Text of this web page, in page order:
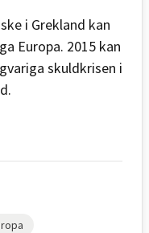
i Grekland kan
Europa. 2015 kan
skuldkrisen i